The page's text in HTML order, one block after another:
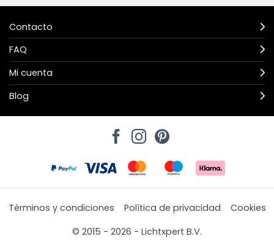
Contacto
FAQ
Mi cuenta
Blog
Términos y condiciones Política de privacidad
Cookies
© 2015 - 2026 - Lichtxpert B.V.